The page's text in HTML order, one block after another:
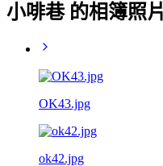
小啡巷 的相簿照片
OK43.jpg
ok42.jpg